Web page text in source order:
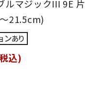
ルマジックIII 9E 片
21.5cm)
込)